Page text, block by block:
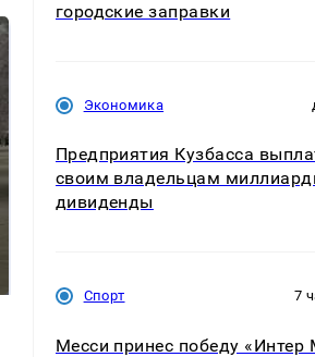
городские заправки
Экономика
Предприятия Кузбасса
своим владельцам
дивиденды
Спорт 7
Месси принес победу «Интер